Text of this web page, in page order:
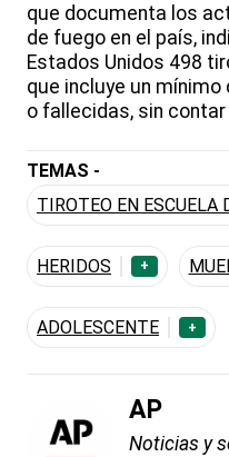
que documenta los
de fuego en el país,
Estados Unidos 498
que incluye un
o fallecidas, sin contar
TEMAS -
TIROTEO EN ESCUELA
HERIDOS +
ADOLESCENTE +
AP
Noticias y